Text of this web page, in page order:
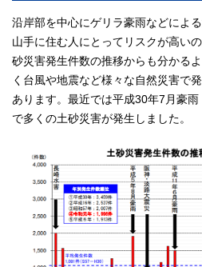
沿岸部を中心にゲリラ豪雨などによ
山手に住む人にとってリスクが高い
砂災害発生件数の推移からも分かる
く台風や地震など様々な自然災害で
あります。最近では平成30年7月豪
で多くの土砂災害が発生しました。